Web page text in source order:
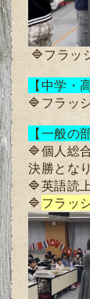
🔷フラ
【中学・
🔷 フラッ
【一般の
🔷個人
決勝とな
🔷英語読
🔷 フラッ